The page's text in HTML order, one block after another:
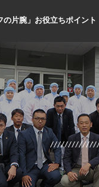
の片腕」お役立ちポイント
手不足に貢献
ニューの標準化、品質向上
ロ専門の商品開発
内加工による品質管理
客様目線のメニュー提案
ェフ目線の缶詰開発